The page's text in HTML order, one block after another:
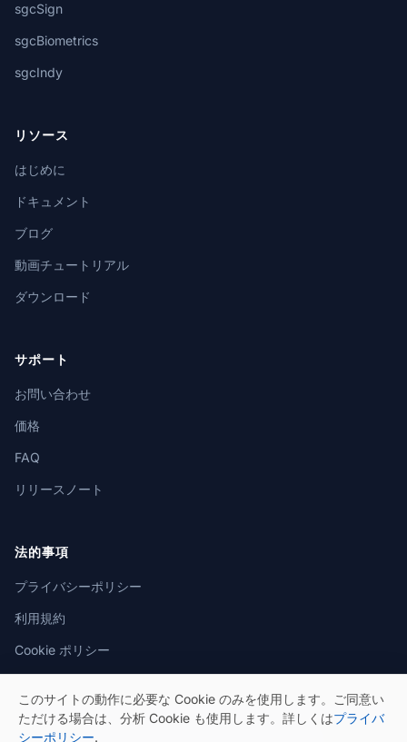
sgcSign
sgcBiometrics
sgcIndy
リソース
はじめに
ドキュメント
ブログ
動画チュートリアル
ダウンロード
サポート
お問い合わせ
価格
FAQ
リリースノート
法的事項
プライバシーポリシー
利用規約
Cookie ポリシー
このサイトの動作に必要な Cookie のみを使用します。ご同意い
ただける場合は、分析 Cookie も使用します。詳しくはプライバ
シーポリシー.